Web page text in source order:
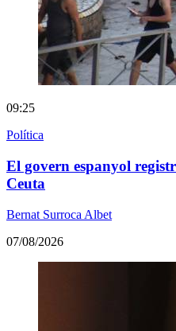
09:25
Política
El govern espanyol
Ceuta
Bernat Surroca Albet
07/08/2026